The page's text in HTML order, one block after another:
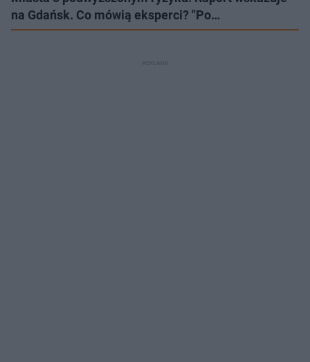
na Gdańsk. Co mówią eksperci? "Po…